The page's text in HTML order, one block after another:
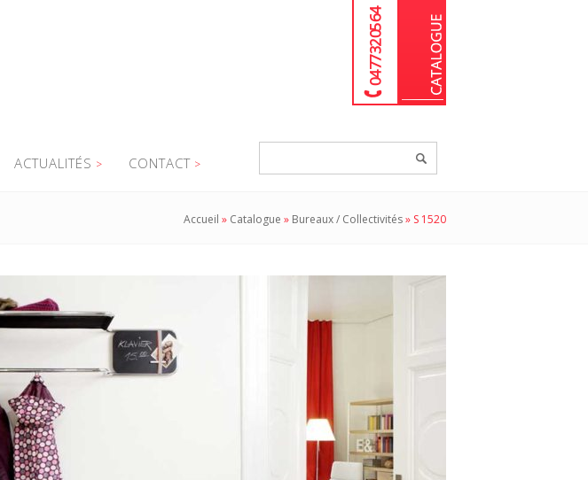
04 77 32 05 64
ACTUALITÉS CONTACT
Accueil » Catalogue » Bureaux / Collectivités» S 1520